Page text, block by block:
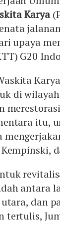
Karya
upaya
G20
di
itu,
antara
dan
tertulis,